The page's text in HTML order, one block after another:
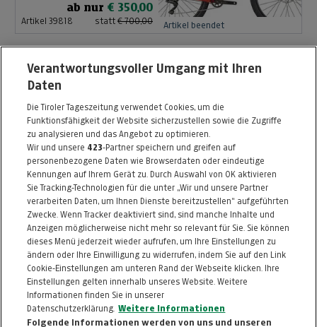
ab nur € 350,00
Artikel 39818 statt € 700,00 Artikel beendet
Blizzard Hustle 11 Flat,
Länge 180cm
Products GmbH
ab nur€ 400,00
Artikel 40052 statt€ 800,00 Artikel beendet
ZURÜCK NACH
OBEN
FAQ HILFE IMPRESSUM
KONTAKT DATENSCHUTZ
Verantwortungsvoller Umgang mit Ihren
Daten
Die Tiroler Tageszeitung verwendet Cookies, um die
Funktionsfähigkeit der Website sicherzustellen sowie die Zugriffe
zu analysieren und das Angebot zu optimieren.
Wir und unsere 423-Partner speichern und greifen auf
personenbezogene Daten wie Browserdaten oder eindeutige
Kennungen auf Ihrem Gerät zu. Durch Auswahl von OK aktivieren
Sie Tracking-Technologien für die unter „Wir und unsere Partner
verarbeiten Daten, um Ihnen Dienste bereitzustellen“ aufgeführten
Zwecke. Wenn Tracker deaktiviert sind, sind manche Inhalte und
Anzeigen möglicherweise nicht mehr so relevant für Sie. Sie können
dieses Menü jederzeit wieder aufrufen, um Ihre Einstellungen zu
ändern oder Ihre Einwilligung zu widerrufen, indem Sie auf den Link
Cookie-Einstellungen am unteren Rand der Webseite klicken. Ihre
Einstellungen gelten innerhalb unseres Website. Weitere
Informationen finden Sie in unserer
Datenschutzerklärung.
Weitere Informationen
Folgende Informationen werden von uns und unseren